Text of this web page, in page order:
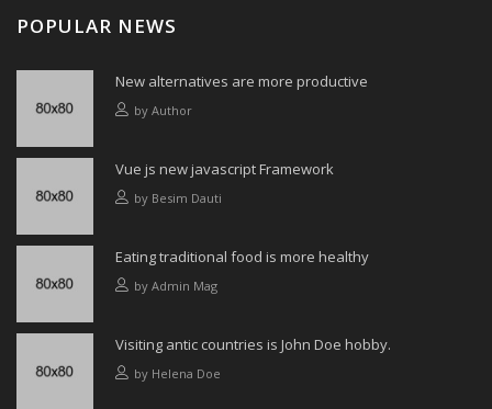
POPULAR NEWS
New alternatives are more productive
by Author
Vue js new javascript Framework
by Besim Dauti
Eating traditional food is more healthy
by Admin Mag
Visiting antic countries is John Doe hobby.
by Helena Doe